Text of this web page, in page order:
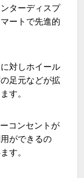
ターディスプ
ートで先進的
対しホイール
足元などが拡
す。
コンセントが
ができるの
す。